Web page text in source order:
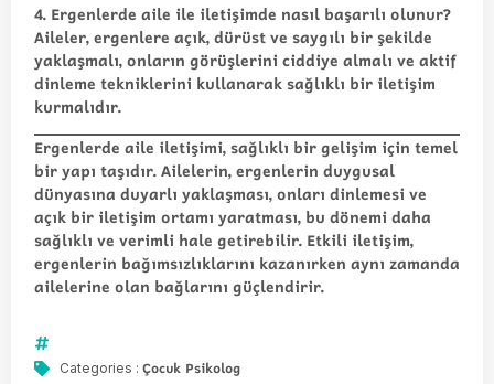
4. Ergenlerde aile ile iletişimde nasıl başarılı olunur?
Aileler, ergenlere açık, dürüst ve saygılı bir şekilde
yaklaşmalı, onların görüşlerini ciddiye almalı ve aktif
dinleme tekniklerini kullanarak sağlıklı bir iletişim
kurmalıdır.
Ergenlerde aile iletişimi, sağlıklı bir gelişim için temel
bir yapı taşıdır. Ailelerin, ergenlerin duygusal
dünyasına duyarlı yaklaşması, onları dinlemesi ve
açık bir iletişim ortamı yaratması, bu dönemi daha
sağlıklı ve verimli hale getirebilir. Etkili iletişim,
ergenlerin bağımsızlıklarını kazanırken aynı zamanda
ailelerine olan bağlarını güçlendirir.
Categories : Çocuk Psikolog